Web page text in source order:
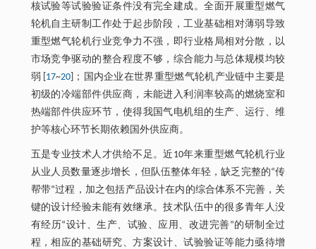
核试验等试验验证条件没有完全建成。全面开展重型燃气
轮机自主研制工作处于起步阶段，工业基础相对薄弱导致
重型燃气轮机行业竞争力不强，即行业格局相对分散，以
市场竞争驱动的整合程度不够，综合能力与总体规模均较
弱 [ 17~20 ]；国内企业在世界重型燃气轮机产业链中主要是
初级的冷端部件供应商，未能进入利润率较高的燃烧室和
热端部件供应环节，使得我国气电机组的生产、运行、维
护等核心环节长期依赖国外供应商。
五是专业技术人才供给不足。近10年来重型燃气轮机行业
从业人员数量逐步增长，但队伍整体年轻，缺乏完整的“传
帮带”过程，加之包括产品设计在内的综合体系不完善，关
键的设计经验未能有效继承。技术队伍中的很多青年人没
有经历“设计、生产、试验、应用、改进完善”的研制全过
程，相应的基础研究、方案设计、试验验证等能力亟待增